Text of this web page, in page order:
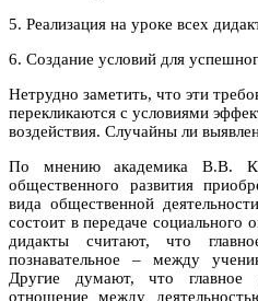
5. Реализация на уроке всех
6. Создание условий для
Нетрудно заметить, что эти
перекликаются с условиями
воздействия. Случайны ли
По мнению академика В.В.
общественного развития
вида общественной
состоит в передаче
дидакты считают, что
познавательное – между
Другие думают, что главное
отношение между